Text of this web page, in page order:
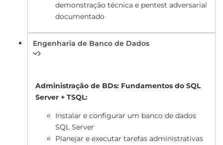
demonstração técnica e pentest adversarial
documentado
Engenharia de Banco de Dados
Administração de BDs: Fundamentos do SQL
Server + TSQL:
Instalar e configurar um banco de dados
SQL Server
Planejar e executar tarefas administrativas